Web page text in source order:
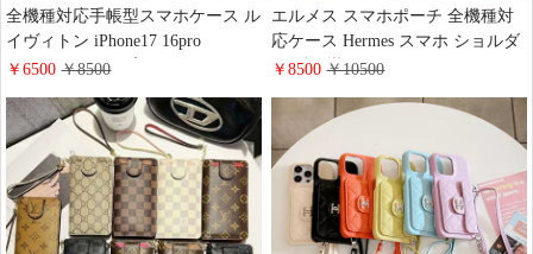
全機種対応手帳型スマホケース ル
イヴィトン iPhone17 16pro
15promaxケース 高級 レザー モノ
pixel9/9pro/8a携帯カバー 財布型
大人 可愛い LV galaxy Aquos
xperia Huawei Mate60 Pro手帳型ス
マホケース ファッション
￥6500￥8500
エルメス スマホポーチ 全機種対
応ケース Hermes スマホ ショルダ
ー 斜め掛け ポーチ カードケース
れ ポシェッ ミニ バッグ レザー
レディース オレンジ
￥8500￥10500